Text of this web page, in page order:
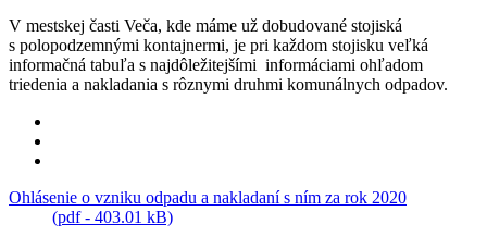
V mestskej časti Veča, kde máme už dobudované stojiská
s polopodzemnými kontajnermi, je pri každom stojisku veľká
informačná tabuľa s najdôležitejšími informáciami ohľadom
triedenia a nakladania s rôznymi druhmi komunálnych odpadov.
Ohlásenie o vzniku odpadu a nakladaní s ním za rok 2020
(pdf - 403.01 kB)